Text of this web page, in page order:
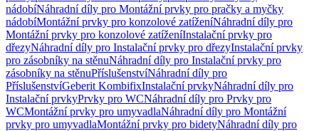
nádobíNáhradní díly pro Montážní prvky pro pračky a myčky
nádobíMontážní prvky pro konzolové zatíženíNáhradní díly pro
Montážní prvky pro konzolové zatíženíInstalační prvky pro
dřezyNáhradní díly pro Instalační prvky pro dřezyInstalační prvky
pro zásobníky na stěnuNáhradní díly pro Instalační prvky pro
zásobníky na stěnuPříslušenstvíNáhradní díly pro
PříslušenstvíGeberit KombifixInstalační prvkyNáhradní díly pro
Instalační prvkyPrvky pro WCNáhradní díly pro Prvky pro
WCMontážní prvky pro umyvadlaNáhradní díly pro Montážní
prvky pro umyvadlaMontážní prvky pro bidetyNáhradní díly pro